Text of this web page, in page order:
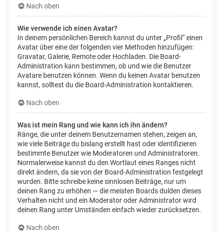
Nach oben
Wie verwende ich einen Avatar?
In deinem persönlichen Bereich kannst du unter „Profil“ einen
Avatar über eine der folgenden vier Methoden hinzufügen:
Gravatar, Galerie, Remote oder Hochladen. Die Board-
Administration kann bestimmen, ob und wie die Benutzer
Avatare benutzen können. Wenn du keinen Avatar benutzen
kannst, solltest du die Board-Administration kontaktieren.
Nach oben
Was ist mein Rang und wie kann ich ihn ändern?
Ränge, die unter deinem Benutzernamen stehen, zeigen an,
wie viele Beiträge du bislang erstellt hast oder identifizieren
bestimmte Benutzer wie Moderatoren und Administratoren.
Normalerweise kannst du den Wortlaut eines Ranges nicht
direkt ändern, da sie von der Board-Administration festgelegt
wurden. Bitte schreibe keine sinnlosen Beiträge, nur um
deinen Rang zu erhöhen — die meisten Boards dulden dieses
Verhalten nicht und ein Moderator oder Administrator wird
deinen Rang unter Umständen einfach wieder zurücksetzen.
Nach oben